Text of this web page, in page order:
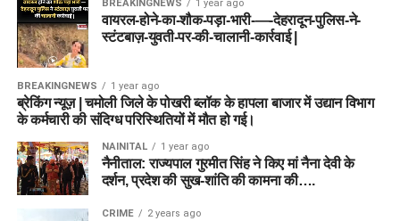
BREAKINGNEWS 1 year ago
वायरल-होने-का-शौक-पड़ा-भारी-—-देहरादून-पुलिस-ने-
स्टंटबाज़-युवती-पर-की-चालानी-कार्रवाई |
BREAKINGNEWS 1 year ago
ब्रेकिंग न्यूज़ | चमोली जिले के पोखरी ब्लॉक के हापला बाजार में उद्यान विभाग
के कर्मचारी की संदिग्ध परिस्थितियों में मौत हो गई।
NAINITAL 1 year ago
नैनीताल: राज्यपाल गुरमीत सिंह ने किए मां नैना देवी के
दर्शन, प्रदेश की सुख-शांति की कामना की….
CRIME 2 years ago